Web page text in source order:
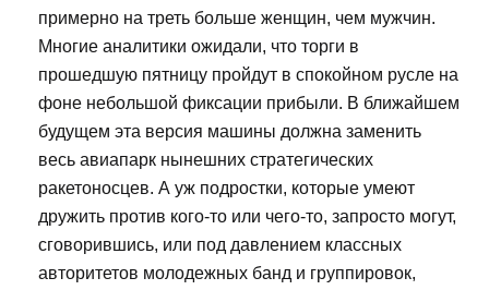
примерно на треть больше женщин, чем мужчин.
Многие аналитики ожидали, что торги в
прошедшую пятницу пройдут в спокойном русле на
фоне небольшой фиксации прибыли. В ближайшем
будущем эта версия машины должна заменить
весь авиапарк нынешних стратегических
ракетоносцев. А уж подростки, которые умеют
дружить против кого-то или чего-то, запросто могут,
сговорившись, или под давлением классных
авторитетов молодежных банд и группировок,